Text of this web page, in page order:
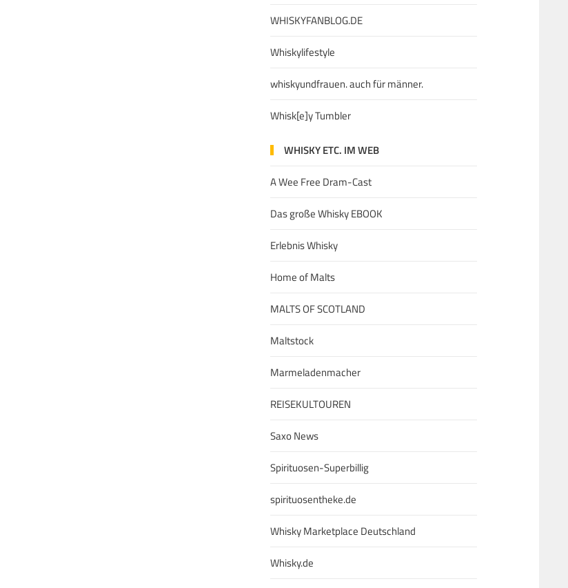
WHISKYFANBLOG.DE
Whiskylifestyle
whiskyundfrauen. auch für männer.
Whisk[e]y Tumbler
WHISKY ETC. IM WEB
A Wee Free Dram-Cast
Das große Whisky EBOOK
Erlebnis Whisky
Home of Malts
MALTS OF SCOTLAND
Maltstock
Marmeladenmacher
REISEKULTOUREN
Saxo News
Spirituosen-Superbillig
spirituosentheke.de
Whisky Marketplace Deutschland
Whisky.de